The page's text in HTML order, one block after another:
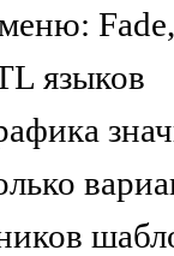
языков